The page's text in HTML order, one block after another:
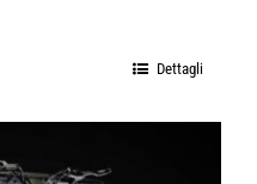
Dettagli